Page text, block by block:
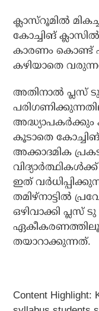
ക്ലാസ്‌റൂമിൽ
കോച്ചിങ്
കാരണം കൊണ്ട്
കഴിയാതെ
അതിനാൽ പ്ലസ് ടു
അദ്ധ്യാപകർക്കും
കൂടാതെ കോച്ചിങ്
അക്കാദമിക
ഇത്
തമിഴ്‌നാട്ടിൽ
ഒഴിവാക്കി പ്ലസ്
തയാറാക്കുന്നത്.
Content Highlight: